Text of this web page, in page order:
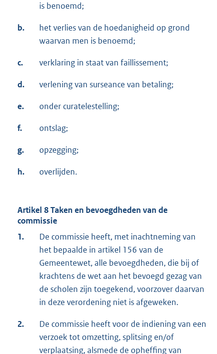
is benoemd;
b.
het verlies van de hoedanigheid op grond
waarvan men is benoemd;
c. verklaring in staat van faillissement;
d. verlening van surseance van betaling;
e. onder curatelestelling;
f. ontslag;
g. opzegging;
h. overlijden.
Artikel 8 Taken en bevoegdheden van de
commissie
1.
De commissie heeft, met inachtneming van
het bepaalde in artikel 156 van de
Gemeentewet, alle bevoegdheden, die bij of
krachtens de wet aan het bevoegd gezag van
de scholen zijn toegekend, voorzover daarvan
in deze verordening niet is afgeweken.
2.
De commissie heeft voor de indiening van een
verzoek tot omzetting, splitsing en/of
verplaatsing, alsmede de opheffing van